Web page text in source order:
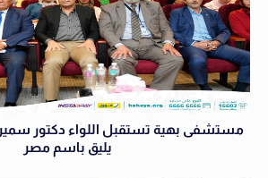
مستشفى بهية تستقبل اللواء دكتور
يليق باسم مصر